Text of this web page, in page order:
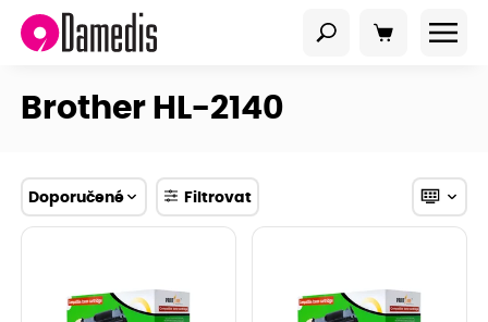
Brother HL-2140
Doporučené Filtrovat